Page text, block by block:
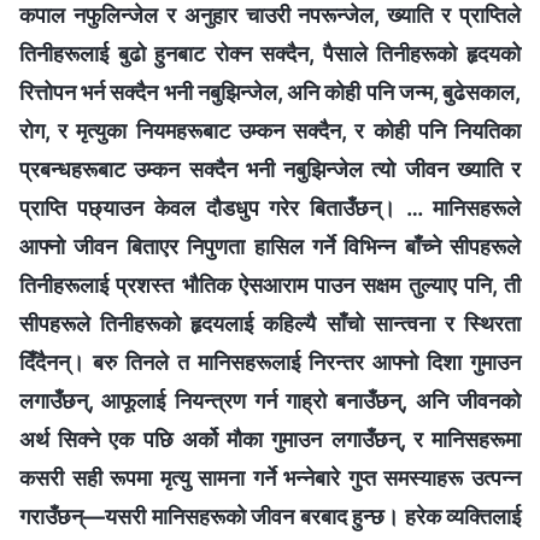
कपाल नफुलिन्जेल र अनुहार चाउरी नपरून्जेल, ख्याति र प्राप्तिले
तिनीहरूलाई बुढो हुनबाट रोक्न सक्दैन, पैसाले तिनीहरूको हृदयको
रित्तोपन भर्न सक्दैन भनी नबुझिन्जेल, अनि कोही पनि जन्म, बुढेसकाल,
रोग, र मृत्युका नियमहरूबाट उम्कन सक्दैन, र कोही पनि नियतिका
प्रबन्धहरूबाट उम्कन सक्दैन भनी नबुझिन्जेल त्यो जीवन ख्याति र
प्राप्ति पछ्याउन केवल दौडधुप गरेर बिताउँछन्। … मानिसहरूले
आफ्‍नो जीवन बिताएर निपुणता हासिल गर्ने विभिन्न बाँच्ने सीपहरूले
तिनीहरूलाई प्रशस्त भौतिक ऐसआराम पाउन सक्षम तुल्याए पनि, ती
सीपहरूले तिनीहरूको हृदयलाई कहिल्यै साँचो सान्त्वना र स्थिरता
दिँदैनन्। बरु तिनले त मानिसहरूलाई निरन्तर आफ्‍नो दिशा गुमाउन
लगाउँछन्, आफूलाई नियन्त्रण गर्न गाह्रो बनाउँछन्, अनि जीवनको
अर्थ सिक्‍ने एक पछि अर्को मौका गुमाउन लगाउँछन्, र मानिसहरूमा
कसरी सही रूपमा मृत्यु सामना गर्ने भन्नेबारे गुप्त समस्याहरू उत्पन्न
गराउँछन्—यसरी मानिसहरूको जीवन बरबाद हुन्छ। हरेक व्यक्तिलाई